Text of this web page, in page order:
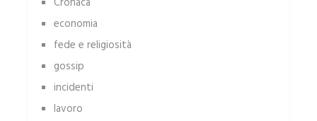
economia
fede e religiosità
gossip
incidenti
lavoro